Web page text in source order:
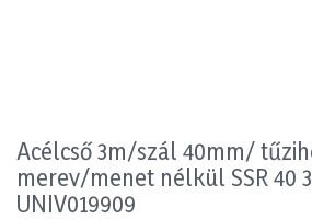
Acélcső 3m/szál 40mm/
merev/menet nélkül SSR 40
UNIV019909